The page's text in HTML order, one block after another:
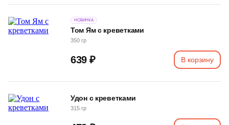
Том Ям с креветками
НОВИНКА
350 гр
639 ₽ В корзину
Удон с креветками
315 гр